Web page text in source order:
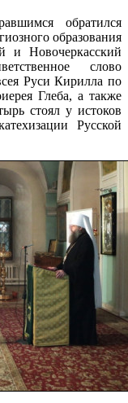
обратился
образования
и Новочеркасский
слово
Руси Кирилла по
Глеба, а также
стоял у истоков
Русской